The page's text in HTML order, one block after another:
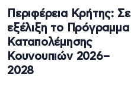
Περιφέρεια Κρήτης: Σε
εξέλιξη το Πρόγραμμα
Καταπολέμησης
Κουνουπιών 2026–
2028